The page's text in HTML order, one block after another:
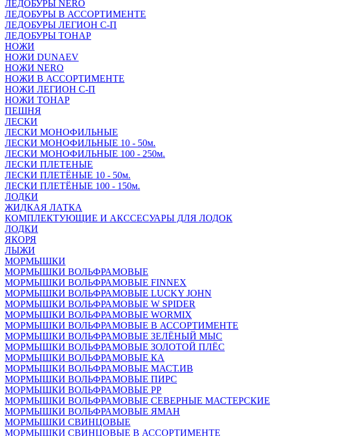
ЛЕДОБУРЫ NERO
ЛЕДОБУРЫ В АССОРТИМЕНТЕ
ЛЕДОБУРЫ ЛЕГИОН С-П
ЛЕДОБУРЫ ТОНАР
НОЖИ
НОЖИ DUNAEV
НОЖИ NERO
НОЖИ В АССОРТИМЕНТЕ
НОЖИ ЛЕГИОН С-П
НОЖИ ТОНАР
ПЕШНЯ
ЛЕСКИ
ЛЕСКИ МОНОФИЛЬНЫЕ
ЛЕСКИ МОНОФИЛЬНЫЕ 10 - 50м.
ЛЕСКИ МОНОФИЛЬНЫЕ 100 - 250м.
ЛЕСКИ ПЛЕТЕНЫЕ
ЛЕСКИ ПЛЕТЁНЫЕ 10 - 50м.
ЛЕСКИ ПЛЕТЁНЫЕ 100 - 150м.
ЛОДКИ
ЖИДКАЯ ЛАТКА
КОМПЛЕКТУЮЩИЕ И АКССЕСУАРЫ ДЛЯ ЛОДОК
ЛОДКИ
ЯКОРЯ
ЛЫЖИ
МОРМЫШКИ
МОРМЫШКИ ВОЛЬФРАМОВЫЕ
МОРМЫШКИ ВОЛЬФРАМОВЫЕ FINNEX
МОРМЫШКИ ВОЛЬФРАМОВЫЕ LUCKY JOHN
МОРМЫШКИ ВОЛЬФРАМОВЫЕ W SPIDER
МОРМЫШКИ ВОЛЬФРАМОВЫЕ WORMIX
МОРМЫШКИ ВОЛЬФРАМОВЫЕ В АССОРТИМЕНТЕ
МОРМЫШКИ ВОЛЬФРАМОВЫЕ ЗЕЛЁНЫЙ МЫС
МОРМЫШКИ ВОЛЬФРАМОВЫЕ ЗОЛОТОЙ ПЛЁС
МОРМЫШКИ ВОЛЬФРАМОВЫЕ КА
МОРМЫШКИ ВОЛЬФРАМОВЫЕ МАСТ.ИВ
МОРМЫШКИ ВОЛЬФРАМОВЫЕ ПИРС
МОРМЫШКИ ВОЛЬФРАМОВЫЕ РР
МОРМЫШКИ ВОЛЬФРАМОВЫЕ СЕВЕРНЫЕ МАСТЕРСКИЕ
МОРМЫШКИ ВОЛЬФРАМОВЫЕ ЯМАН
МОРМЫШКИ СВИНЦОВЫЕ
МОРМЫШКИ СВИНЦОВЫЕ В АССОРТИМЕНТЕ